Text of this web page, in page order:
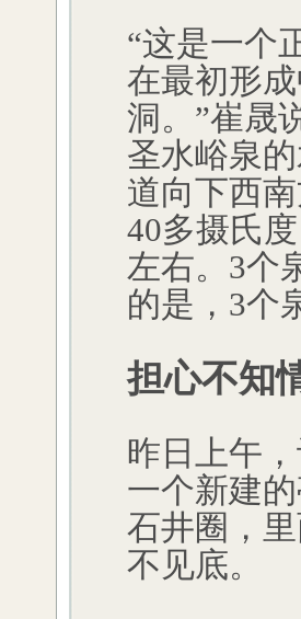
“这是一个
在最初形
洞。”崔晟
圣水峪泉
道向下西
40多摄氏
左右。3个
的是，3个
担心不知
昨日上午
一个新建
石井圈，
不见底。